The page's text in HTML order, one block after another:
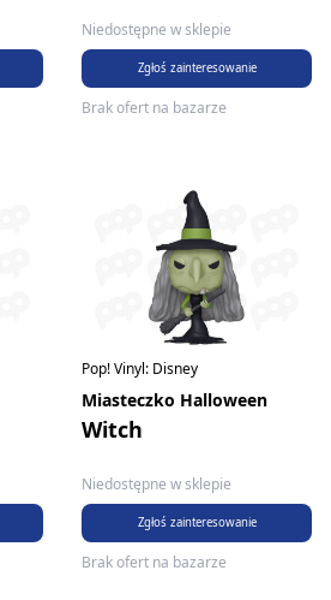
Niedostępne w sklepie
Zgłoś zainteresowanie
Brak ofert na bazarze
Pop! Vinyl: Disney
Miasteczko Halloween
Witch
Niedostępne w sklepie
Zgłoś zainteresowanie
Brak ofert na bazarze